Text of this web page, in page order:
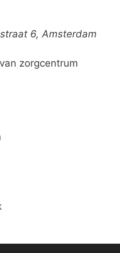
6, Amsterdam
zorgcentrum